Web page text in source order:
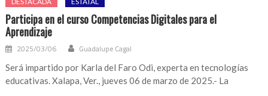
Participa en el curso Competencias Digitales para el
Aprendizaje
2025/03/06 Guadalupe Cagal
Será impartido por Karla del Faro Odi, experta en tecnologías
educativas. Xalapa, Ver., jueves 06 de marzo de 2025.- La